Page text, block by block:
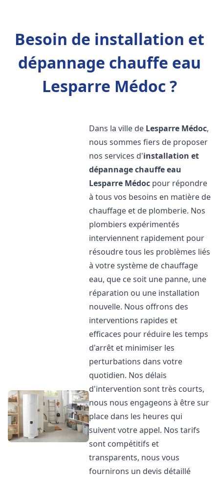
Besoin de installation et
dépannage chauffe eau
Lesparre Médoc ?
Dans la ville de Lesparre Médoc,
nous sommes fiers de proposer
nos services d'installation et
dépannage chauffe eau
Lesparre Médoc pour répondre
à tous vos besoins en matière de
chauffage et de plomberie. Nos
plombiers expérimentés
interviennent rapidement pour
résoudre tous les problèmes liés
à votre système de chauffage
eau, que ce soit une panne, une
réparation ou une installation
nouvelle. Nous offrons des
interventions rapides et
efficaces pour réduire les temps
d'arrêt et minimiser les
perturbations dans votre
quotidien. Nos délais
d'intervention sont très courts,
nous nous engageons à être sur
place dans les heures qui
suivent votre appel. Nos tarifs
sont compétitifs et
transparents, nous vous
fournirons un devis détaillé